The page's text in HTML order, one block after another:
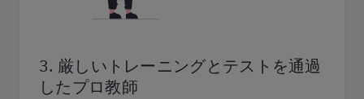
3. 厳しいトレーニングとテストを通過
したプロ教師